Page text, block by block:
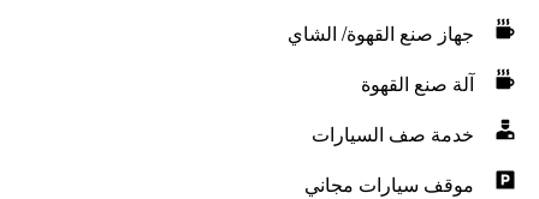
جهاز صنع القهوة/ الشاي
آلة صنع القهوة
خدمة صف السيارات
موقف سيارات مجاني